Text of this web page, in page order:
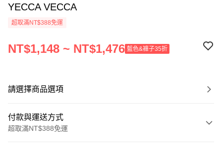
YECCA VECCA
超取滿NT$388免運
NT$1,148 ~ NT$1,476 藍色&褲子35折
請選擇商品選項
付款與運送方式
超取滿NT$388免運